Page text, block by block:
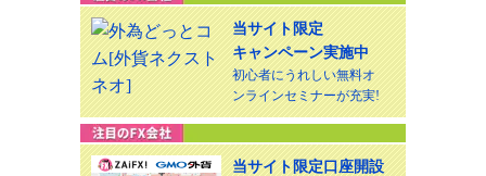
当サイト限定
キャンペーン実施中
初心者にうれしい無料オ
ンラインセミナーが充実!
当サイト限定口座開設